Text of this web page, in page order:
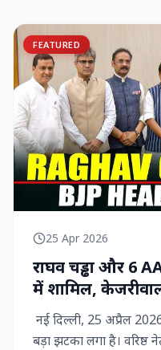
FEATURED
25 Apr 2026
राघव चड्ढा और 6
में शामिल,
राजनीतिक विद्रोह
नई दिल्ली, 25 अप्रैल
बड़ा झटका लगा है। वरिष्ठ